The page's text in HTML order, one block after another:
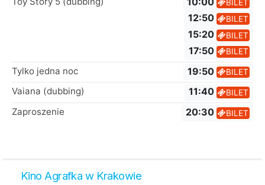
BILET
12:50 BILET
15:20 BILET
17:50 BILET
Tylko jedna noc 19:50 BILET
Vaiana (dubbing) 11:40 BILET
Zaproszenie 20:30 BILET
Kino Agrafka w Krakowie